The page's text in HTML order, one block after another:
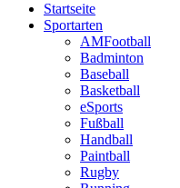
Startseite
Sportarten
AMFootball
Badminton
Baseball
Basketball
eSports
Fußball
Handball
Paintball
Rugby